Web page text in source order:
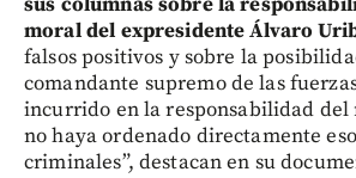
moral del expresidente Álvaro
falsos positivos y sobre la
comandante supremo de las
incurrido en la responsabilidad del
no haya ordenado directamente
criminales”, destacan en su